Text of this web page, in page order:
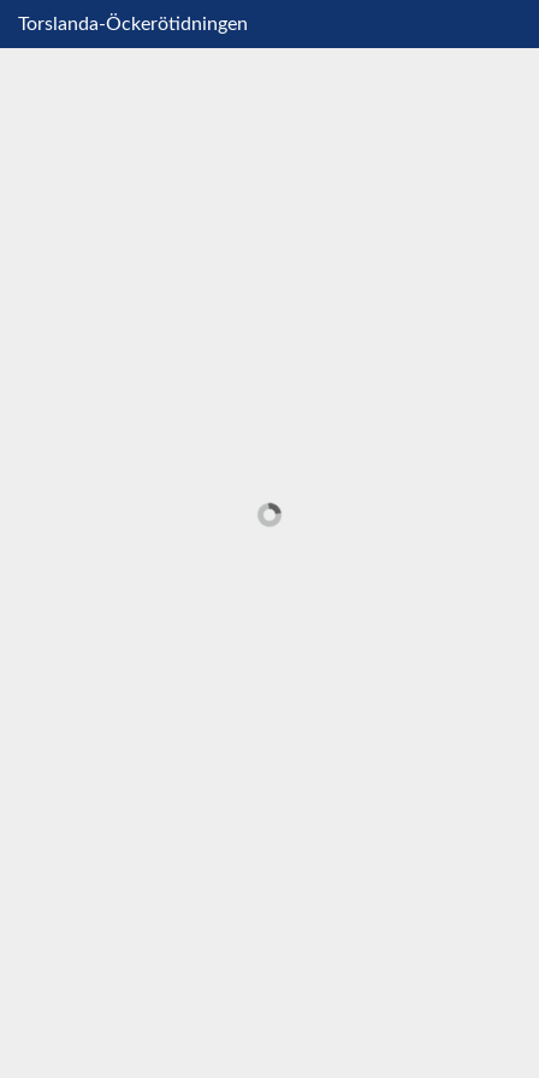
Torslanda-Öckerötidningen